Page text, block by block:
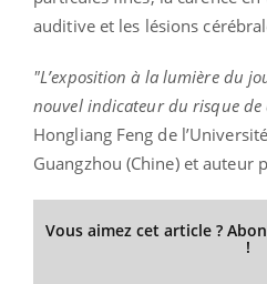
auditive et les lésions
"L’exposition à la lumière du
nouvel indicateur du risque de
Hongliang Feng de
Guangzhou (Chine) et auteur
Vous aimez cet article ?
!